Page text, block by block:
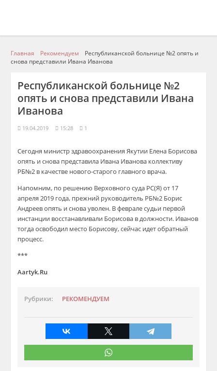
Главная Рекомендуем
Республиканской больнице №2 опять и
снова представили Ивана Иванова
Республиканской больнице №2
опять и снова представили Ивана
Иванова
19.04.2019 15:28 1
Сегодня министр здравоохранения Якутии Елена Борисова
опять и снова представила Ивана Иванова коллективу
РБ№2 в качестве нового-старого главного врача.
Напомним, по решению Верховного суда РС(Я) от 17
апреля 2019 года, прежний руководитель РБ№2 Борис
Андреев опять и снова уволен. В феврале судьи первой
инстанции восстанавливали Борисова в должности. Иванов
тогда освободил место Борисову, сейчас идет обратный
процесс.
***
Aartyk.Ru
Рубрики: РЕКОМЕНДУЕМ